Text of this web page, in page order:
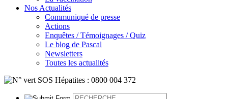
Nos Actualités
Communiqué de presse
Actions
Enquêtes / Témoignages / Quiz
Le blog de Pascal
Newsletters
Toutes les actualités